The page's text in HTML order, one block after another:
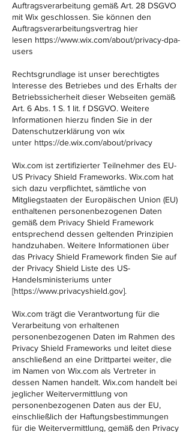
Auftragsverarbeitung gemäß Art. 28 DSGVO
mit Wix geschlossen.​ Sie können den
Auftragsverarbeitungsvertrag hier
lesen https://www.wix.com/about/privacy-dpa-
users
Rechtsgrundlage ist unser berechtigtes
Interesse des Betriebes und des Erhalts der
Betriebssicherheit dieser Webseiten gemäß
Art. 6 Abs. 1 S. 1 lit. f DSGVO.​ Weitere
Informationen hierzu finden Sie in der
Datenschutzerklärung von wix
unter https://de.wix.com/about/privacy
Wix.com ist zertifizierter Teilnehmer des EU-
US Privacy Shield Frameworks. Wix.com hat
sich dazu verpflichtet, sämtliche von
Mitgliegstaaten der Europäischen Union (EU)
enthaltenen personenbezogenen Daten
gemäß dem Privacy Shield Framework
entsprechend dessen geltenden Prinzipien
handzuhaben. Weitere Informationen über
das Privacy Shield Framework finden Sie auf
der Privacy Shield Liste des US-
Handelsministeriums unter
[https://www.privacyshield.gov].
Wix.com trägt die Verantwortung für die
Verarbeitung von erhaltenen
personenbezogenen Daten im Rahmen des
Privacy Shield Frameworks und leitet diese
anschließend an eine Drittpartei weiter, die
im Namen von Wix.com als Vertreter in
dessen Namen handelt. Wix.com handelt bei
jeglicher Weitervermittlung von
personenbezogenen Daten aus der EU,
einschließlich der Haftungsbestimmungen
für die Weitervermittlung, gemäß den Privacy